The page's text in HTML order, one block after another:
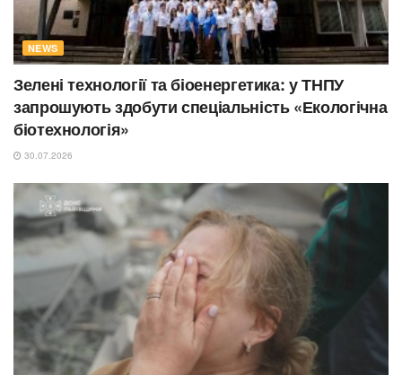
NEWS
Зелені технології та біоенергетика: у ТНПУ
запрошують здобути спеціальність «Екологічна
біотехнологія»
30.07.2026